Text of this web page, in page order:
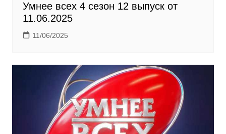
Умнее всех 4 сезон 12 выпуск от
11.06.2025
11/06/2025